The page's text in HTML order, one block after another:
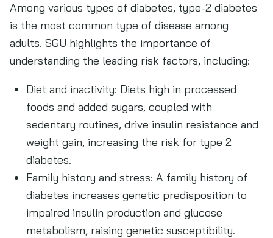
Among various types of diabetes, type-2 diabetes
is the most common type of disease among
adults. SGU highlights the importance of
understanding the leading risk factors, including:
Diet and inactivity: Diets high in processed
foods and added sugars, coupled with
sedentary routines, drive insulin resistance and
weight gain, increasing the risk for type 2
diabetes.
Family history and stress: A family history of
diabetes increases genetic predisposition to
impaired insulin production and glucose
metabolism, raising genetic susceptibility.